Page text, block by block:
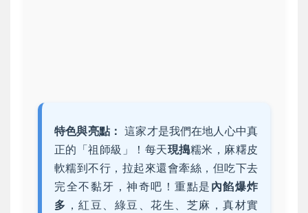
特色與亮點： 這家才是我們在地人心中真
正的「祖師級」！每天現搗糯米，麻糬皮
軟糯到不行，拉起來還會牽絲，但吃下去
完全不黏牙，神奇吧！重點是 內餡爆炸
多 ，紅豆、綠豆、花生、芝麻，真材實